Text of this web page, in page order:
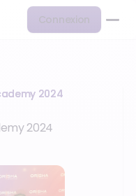
Connexion
2024
2024